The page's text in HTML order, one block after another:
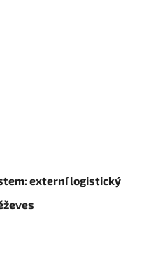
externí logistický